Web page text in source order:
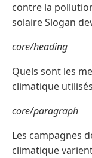
contre la
solaire Slogan
core/heading
Quels sont les
climatique
core/paragraph
Les campagnes
climatique